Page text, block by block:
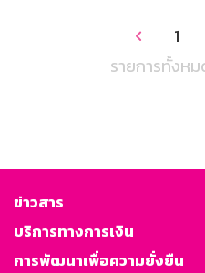
 1
รายการทั้งห
ข่าวสาร
บริการทางการเงิน
การพัฒนาเพื่อความยั่งยืน